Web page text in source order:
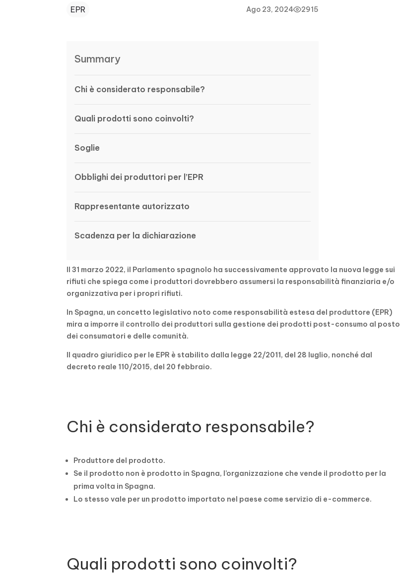
EPR Ago 23, 2024 2915
Summary
Chi è considerato responsabile?
Quali prodotti sono coinvolti?
Soglie
Obblighi dei produttori per l’EPR
Rappresentante autorizzato
Scadenza per la dichiarazione
Il 31 marzo 2022, il Parlamento spagnolo ha successivamente approvato la nuova legge sui
rifiuti che spiega come i produttori dovrebbero assumersi la responsabilità finanziaria e/o
organizzativa per i propri rifiuti.
In Spagna, un concetto legislativo noto come responsabilità estesa del produttore (EPR)
mira a imporre il controllo dei produttori sulla gestione dei prodotti post-consumo al posto
dei consumatori e delle comunità.
Il quadro giuridico per le EPR è stabilito dalla legge 22/2011, del 28 luglio, nonché dal
decreto reale 110/2015, del 20 febbraio.
Chi è considerato responsabile?
Produttore del prodotto.
Se il prodotto non è prodotto in Spagna, l’organizzazione che vende il prodotto per la
prima volta in Spagna.
Lo stesso vale per un prodotto importato nel paese come servizio di e-commerce.
Quali prodotti sono coinvolti?